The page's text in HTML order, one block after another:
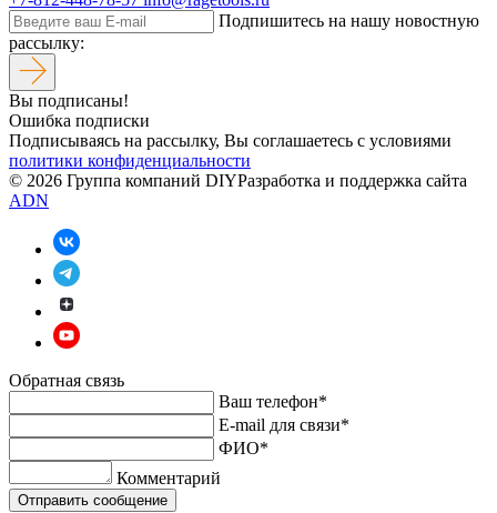
Подпишитесь на нашу новостную
рассылку:
Вы подписаны!
Ошибка подписки
Подписываясь на рассылку, Вы соглашаетесь c условиями
политики конфиденциальности
© 2026 Группа компаний DIYРазработка и поддержка сайта
ADN
Обратная связь
Ваш телефон*
E-mail для связи*
ФИО*
Комментарий
Отправить сообщение